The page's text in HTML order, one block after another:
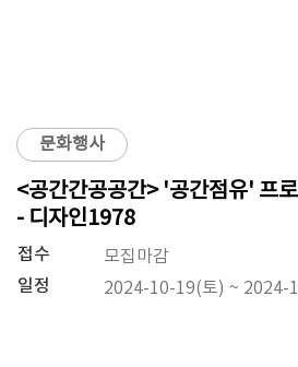
문화행사
<공간간공공간> '공간점유' 프
- 디자인1978
접수 모집마감
일정 2024-10-19(토) ~ 2024-